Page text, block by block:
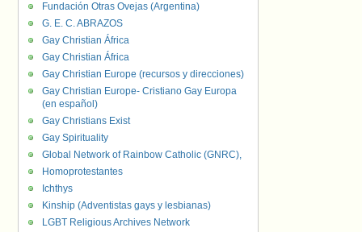
Fundación Otras Ovejas (Argentina)
G. E. C. ABRAZOS
Gay Christian África
Gay Christian África
Gay Christian Europe (recursos y direcciones)
Gay Christian Europe- Cristiano Gay Europa
(en español)
Gay Christians Exist
Gay Spirituality
Global Network of Rainbow Catholic (GNRC),
Homoprotestantes
Ichthys
Kinship (Adventistas gays y lesbianas)
LGBT Religious Archives Network